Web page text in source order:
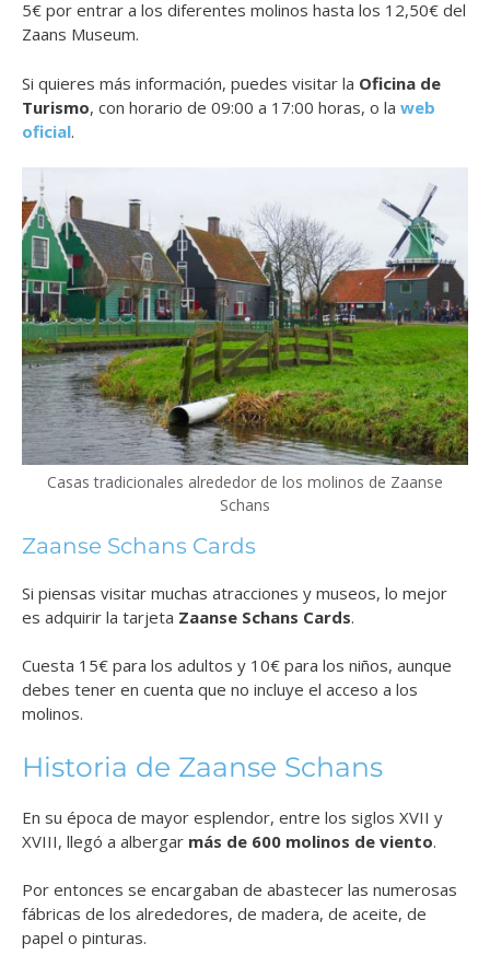
5€ por entrar a los diferentes molinos hasta los 12,50€ del
Zaans Museum.
Si quieres más información, puedes visitar la Oficina de
Turismo, con horario de 09:00 a 17:00 horas, o la web
oficial.
Casas tradicionales alrededor de los molinos de Zaanse
Schans
Zaanse Schans Cards
Si piensas visitar muchas atracciones y museos, lo mejor
es adquirir la tarjeta Zaanse Schans Cards.
Cuesta 15€ para los adultos y 10€ para los niños, aunque
debes tener en cuenta que no incluye el acceso a los
molinos.
Historia de Zaanse Schans
En su época de mayor esplendor, entre los siglos XVII y
XVIII, llegó a albergar más de 600 molinos de viento.
Por entonces se encargaban de abastecer las numerosas
fábricas de los alrededores, de madera, de aceite, de
papel o pinturas.